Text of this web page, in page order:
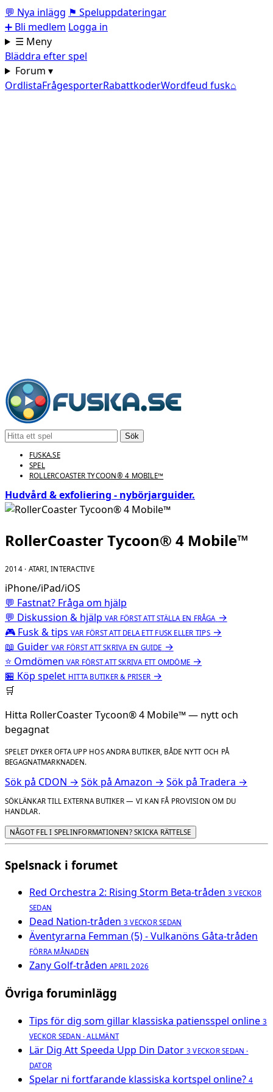
💬 Nya inlägg ⚑ Speluppdateringar
➕ Bli medlem Logga in
☰ Meny
Bläddra efter spel
Forum ▾
OrdlistaFrågesporterRabattkoderWordfeud fusk⌂
Sök
FUSKA.SE
SPEL
ROLLERCOASTER TYCOON® 4 MOBILE™
Hudvård & exfoliering - nybörjarguider.
RollerCoaster Tycoon® 4 Mobile™
2014 · ATARI, INTERACTIVE
iPhone/iPad/iOS
💬 Fastnat? Fråga om hjälp
💬 Diskussion & hjälp VAR FÖRST ATT STÄLLA EN FRÅGA →
🎮 Fusk & tips VAR FÖRST ATT DELA ETT FUSK ELLER TIPS →
📖 Guider VAR FÖRST ATT SKRIVA EN GUIDE →
⭐ Omdömen VAR FÖRST ATT SKRIVA ETT OMDÖME →
🏪 Köp spelet HITTA BUTIKER & PRISER →
🛒
Hitta RollerCoaster Tycoon® 4 Mobile™ — nytt och
begagnat
SPELET DYKER OFTA UPP HOS ANDRA BUTIKER, BÅDE NYTT OCH PÅ
BEGAGNATMARKNADEN.
Sök på CDON → Sök på Amazon → Sök på Tradera →
SÖKLÄNKAR TILL EXTERNA BUTIKER — VI KAN FÅ PROVISION OM DU
HANDLAR.
NÅGOT FEL I SPELINFORMATIONEN? SKICKA RÄTTELSE
Spelsnack i forumet
Red Orchestra 2: Rising Storm Beta-tråden 3 VECKOR
SEDAN
Dead Nation-tråden 3 VECKOR SEDAN
Äventyrarna Femman (5) - Vulkanöns Gåta-tråden
FÖRRA MÅNADEN
Zany Golf-tråden APRIL 2026
Övriga foruminlägg
Tips för dig som gillar klassiska patiensspel online 3
VECKOR SEDAN · ALLMÄNT
Lär Dig Att Speeda Upp Din Dator 3 VECKOR SEDAN ·
DATOR
Spelar ni fortfarande klassiska kortspel online? 4